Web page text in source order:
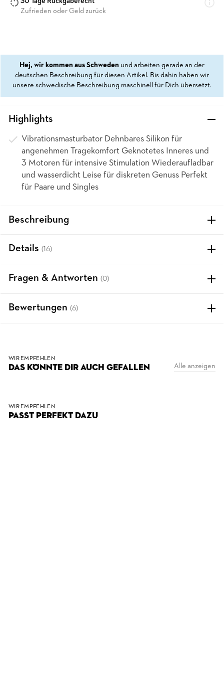
Zufrieden oder Geld zurück
Hej, wir kommen aus Schweden und arbeiten gerade an der
deutschen Beschreibung für diesen Artikel. Bis dahin haben wir
unsere schwedische Beschreibung maschinell für Dich übersetzt.
Highlights
Vibrationsmasturbator Dehnbares Silikon für
angenehmen Tragekomfort Geknotetes Inneres und
3 Motoren für intensive Stimulation Wiederaufladbar
und wasserdicht Leise für diskreten Genuss Perfekt
für Paare und Singles
Beschreibung
Details (16)
Fragen & Antworten (0)
Bewertungen (6)
WIR EMPFEHLEN
DAS KÖNNTE DIR AUCH GEFALLEN Alle anzeigen
WIR EMPFEHLEN
PASST PERFEKT DAZU